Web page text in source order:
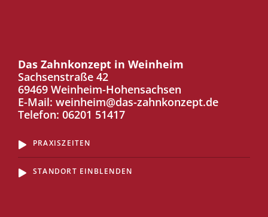
Das Zahnkonzept in Weinheim
Sachsenstraße 42
69469 Weinheim-Hohensachsen
E-Mail: weinheim@das-zahnkonzept.de
Telefon: 06201 51417
PRAXISZEITEN
STANDORT EINBLENDEN